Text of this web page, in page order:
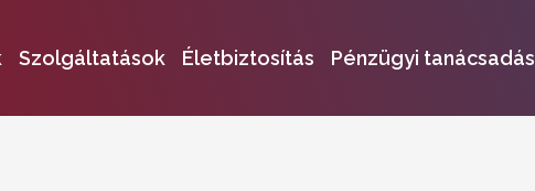
Szolgáltatások Életbiztosítás Pénzügyi tanácsadás